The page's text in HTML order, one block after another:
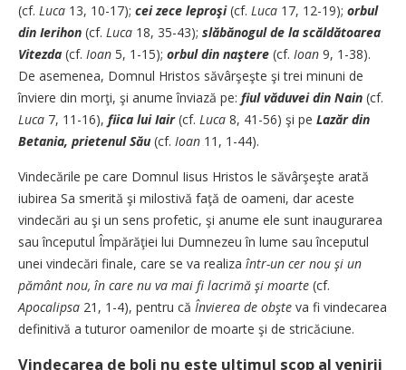
(cf. Luca 13, 10-17); cei zece leproşi(cf. Luca 17, 12-19); orbul
din Ierihon (cf. Luca 18, 35-43); slăbănogul de la scăldătoarea
Vitezda (cf. Ioan 5, 1-15); orbul din naştere (cf. Ioan 9, 1-38).
De asemenea, Domnul Hristos săvârşeşte şi trei minuni de
înviere din morţi, şi anume înviază pe: fiul văduvei din Nain (cf.
Luca 7, 11-16), fiica lui Iair (cf. Luca 8, 41-56) şi pe Lazăr din
Betania, prietenul Său(cf. Ioan 11, 1-44).
Vindecările pe care Domnul Iisus Hristos le săvârşeşte arată
iubirea Sa smerită şi milostivă faţă de oameni, dar aceste
vindecări au şi un sens profetic, şi anume ele sunt inaugurarea
sau începutul Împărăţiei lui Dumnezeu în lume sau începutul
unei vindecări finale, care se va realiza într-un cer nou şi un
pământ nou, în care nu va mai fi lacrimă şi moarte (cf.
Apocalipsa 21, 1-4), pentru că Învierea de obşte va fi vindecarea
definitivă a tuturor oamenilor de moarte şi de stricăciune.
Vindecarea de boli nu este ultimul scop al venirii